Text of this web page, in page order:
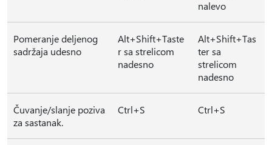
nalevo
Pomeranje deljenog
sadržaja udesno
Alt+Shift+Taste
r sa strelicom
nadesno
Alt+Shift+Tas
ter sa
strelicom
nadesno
Čuvanje/slanje poziva
za sastanak.
Ctrl+S Ctrl+S